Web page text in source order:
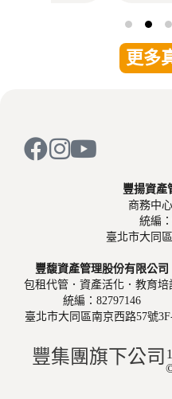
更多
豐集團旗下公司
豐馥資產管理股份有限公司
包租代管．資產活化．教育培
統編：82797146
臺北市大同區南京西路57號
豐揚資產
商務中
統編
臺北市大同